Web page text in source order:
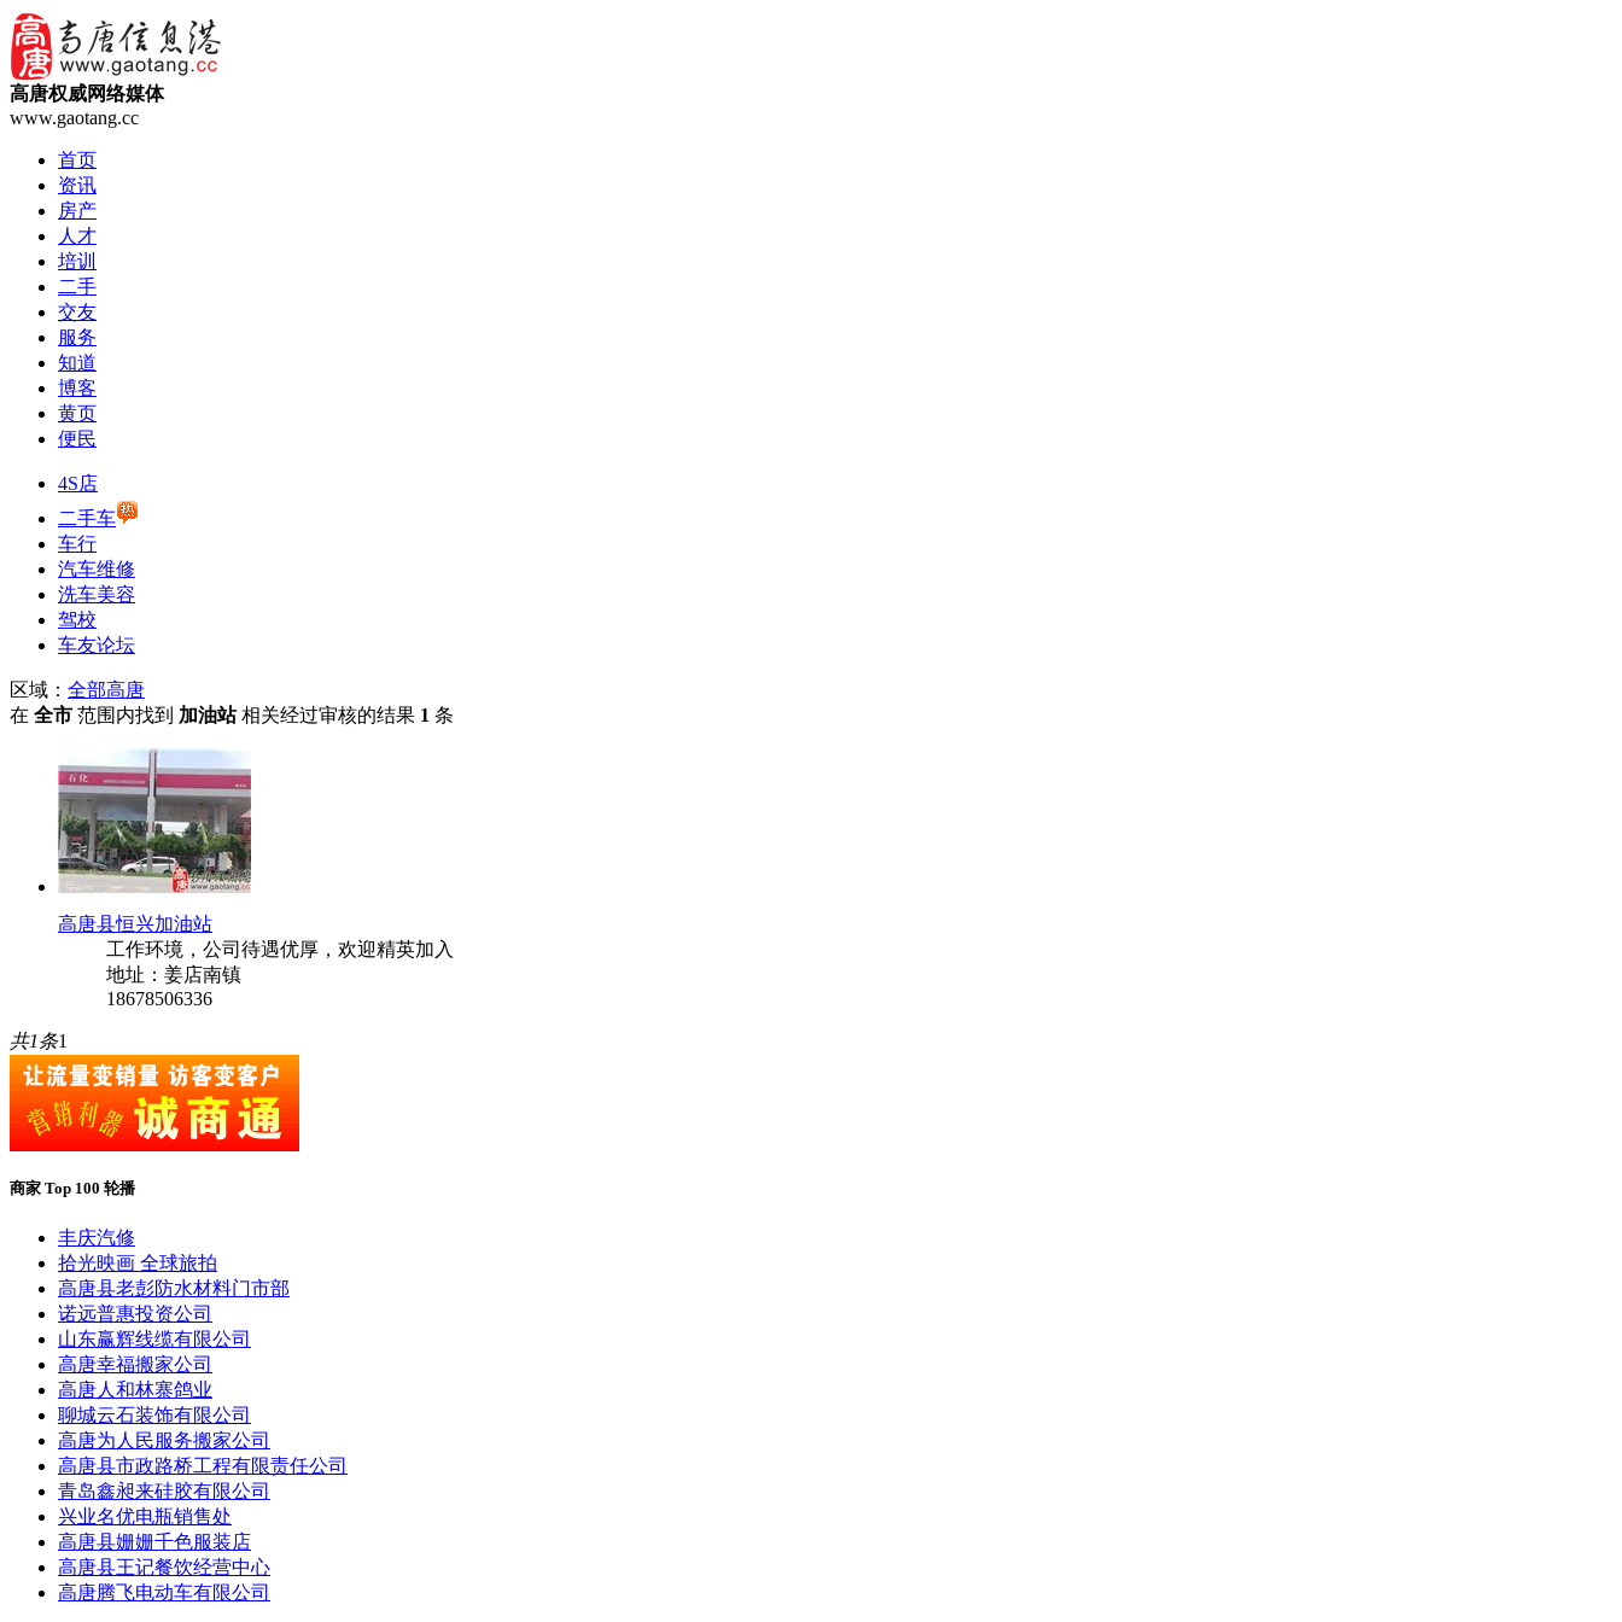
高唐权威网络媒体
www.gaotang.cc
首页
资讯
房产
人才
培训
二手
交友
服务
知道
博客
黄页
便民
4S店
二手车
车行
汽车维修
洗车美容
驾校
车友论坛
区域： 全部高唐
在 全市 范围内找到 加油站相关经过审核的结果 1 条
高唐县恒兴加油站
工作环境，公司待遇优厚，欢迎精英加入
地址：姜店南镇
18678506336
共1条1
商家 Top 100 轮播
丰庆汽修
拾光映画 全球旅拍
高唐县老彭防水材料门市部
诺远普惠投资公司
山东赢辉线缆有限公司
高唐幸福搬家公司
高唐人和林寨鸽业
聊城云石装饰有限公司
高唐为人民服务搬家公司
高唐县市政路桥工程有限责任公司
青岛鑫昶来硅胶有限公司
兴业名优电瓶销售处
高唐县姗姗千色服装店
高唐县王记餐饮经营中心
高唐腾飞电动车有限公司